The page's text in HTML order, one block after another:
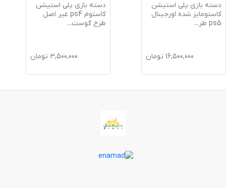
دسته بازی پلی استیشن
کاستومایز شده اورجینال
ps5 طر
...
16,500,000 تومان
دسته بازی پلی استیشن
کاستوم ps4 غیر اصل
طرح گوست...
3,500,000 تومان